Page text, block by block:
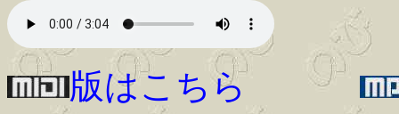
版はこちら